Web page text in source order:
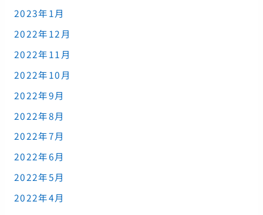
2023年1月
2022年12月
2022年11月
2022年10月
2022年9月
2022年8月
2022年7月
2022年6月
2022年5月
2022年4月